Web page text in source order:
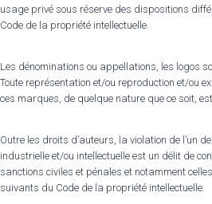
usage privé sous réserve des dispositions
Code de la propriété intellectuelle.
Les dénominations ou appellations, les logos
Toute représentation et/ou reproduction et/ou
ces marques, de quelque nature que ce soit,
Outre les droits d’auteurs, la violation de l’un
industrielle et/ou intellectuelle est un délit de
sanctions civiles et pénales et notamment
suivants du Code de la propriété intellectuelle.